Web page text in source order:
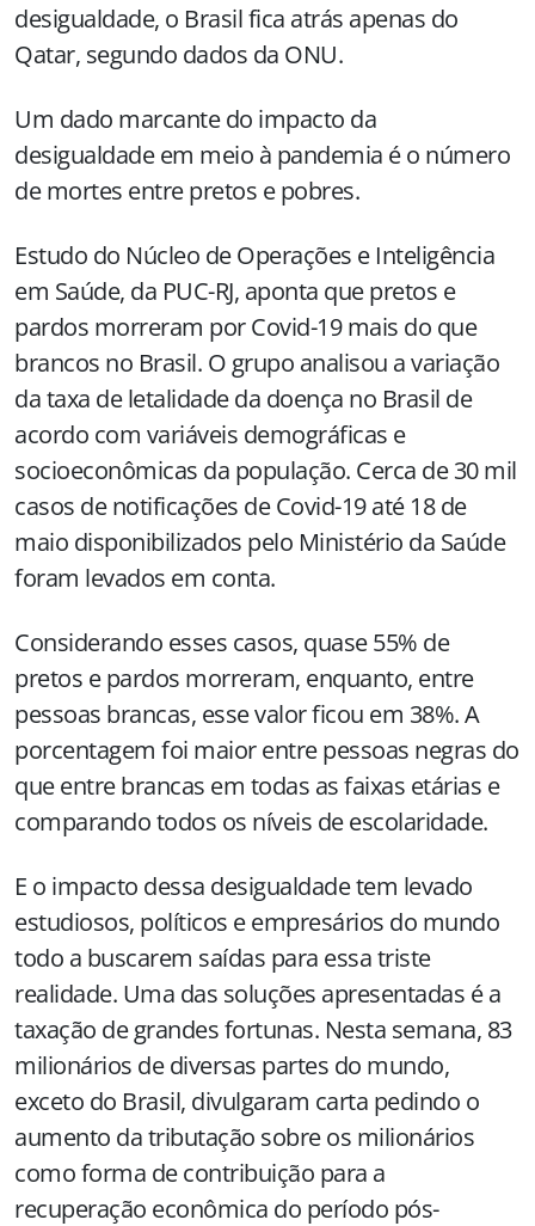
desigualdade, o Brasil fica atrás apenas do
Qatar, segundo dados da ONU.
Um dado marcante do impacto da
desigualdade em meio à pandemia é o número
de mortes entre pretos e pobres.
Estudo do Núcleo de Operações e Inteligência
em Saúde, da PUC-RJ, aponta que pretos e
pardos morreram por Covid-19 mais do que
brancos no Brasil. O grupo analisou a variação
da taxa de letalidade da doença no Brasil de
acordo com variáveis demográficas e
socioeconômicas da população. Cerca de 30 mil
casos de notificações de Covid-19 até 18 de
maio disponibilizados pelo Ministério da Saúde
foram levados em conta.
Considerando esses casos, quase 55% de
pretos e pardos morreram, enquanto, entre
pessoas brancas, esse valor ficou em 38%. A
porcentagem foi maior entre pessoas negras do
que entre brancas em todas as faixas etárias e
comparando todos os níveis de escolaridade.
E o impacto dessa desigualdade tem levado
estudiosos, políticos e empresários do mundo
todo a buscarem saídas para essa triste
realidade. Uma das soluções apresentadas é a
taxação de grandes fortunas. Nesta semana, 83
milionários de diversas partes do mundo,
exceto do Brasil, divulgaram carta pedindo o
aumento da tributação sobre os milionários
como forma de contribuição para a
recuperação econômica do período pós-